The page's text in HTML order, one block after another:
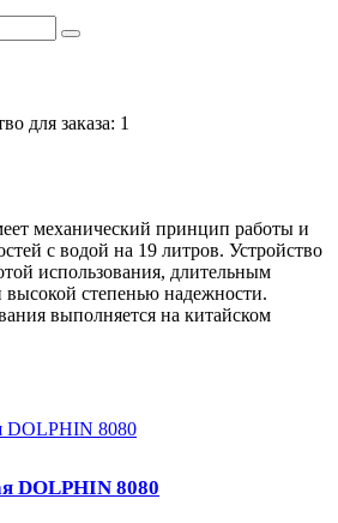
для заказа: 1
механический принцип работы и
с водой на 19 литров. Устройство
использования, длительным
высокой степенью надежности.
выполняется на китайском
DOLPHIN 8080